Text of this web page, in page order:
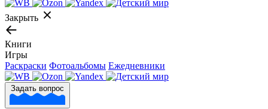
Закрыть
Книги
Игры
Раскраски Фотоальбомы Ежедневники
Задать вопрос